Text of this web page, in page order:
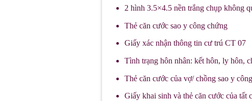
2 hình 3.5×4.5 nền trắng chụp không
Thẻ căn cước sao y công chứng
Giấy xác nhận thông tin cư trú CT 07
Tình trạng hôn nhân: kết hôn, ly hôn,
Thẻ căn cước của vợ/ chồng sao y
Giấy khai sinh và thẻ căn cước của tất